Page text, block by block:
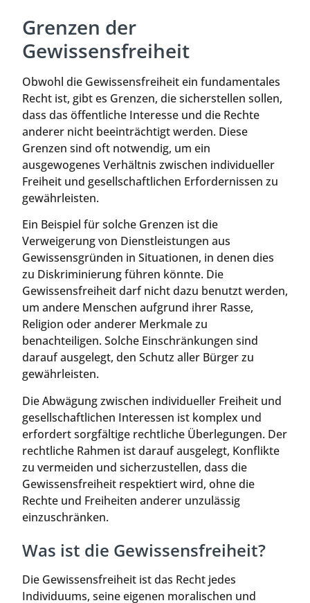
Grenzen der
Gewissensfreiheit
Obwohl die Gewissensfreiheit ein fundamentales
Recht ist, gibt es Grenzen, die sicherstellen sollen,
dass das öffentliche Interesse und die Rechte
anderer nicht beeinträchtigt werden. Diese
Grenzen sind oft notwendig, um ein
ausgewogenes Verhältnis zwischen individueller
Freiheit und gesellschaftlichen Erfordernissen zu
gewährleisten.
Ein Beispiel für solche Grenzen ist die
Verweigerung von Dienstleistungen aus
Gewissensgründen in Situationen, in denen dies
zu Diskriminierung führen könnte. Die
Gewissensfreiheit darf nicht dazu benutzt werden,
um andere Menschen aufgrund ihrer Rasse,
Religion oder anderer Merkmale zu
benachteiligen. Solche Einschränkungen sind
darauf ausgelegt, den Schutz aller Bürger zu
gewährleisten.
Die Abwägung zwischen individueller Freiheit und
gesellschaftlichen Interessen ist komplex und
erfordert sorgfältige rechtliche Überlegungen. Der
rechtliche Rahmen ist darauf ausgelegt, Konflikte
zu vermeiden und sicherzustellen, dass die
Gewissensfreiheit respektiert wird, ohne die
Rechte und Freiheiten anderer unzulässig
einzuschränken.
Was ist die Gewissensfreiheit?
Die Gewissensfreiheit ist das Recht jedes
Individuums, seine eigenen moralischen und